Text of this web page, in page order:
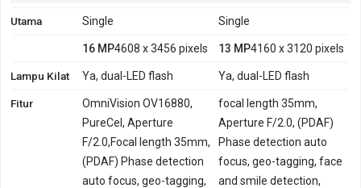
Utama Single Single
16 MP4608 x 3456 pixels 13 MP4160 x 3120 pixels
Lampu Kilat Ya, dual-LED flash Ya, dual-LED flash
Fitur
OmniVision OV16880,
PureCel, Aperture
F/2.0,Focal length 35mm,
(PDAF) Phase detection
auto focus, geo-tagging,
focal length 35mm,
Aperture F/2.0, (PDAF)
Phase detection auto
focus, geo-tagging, face
and smile detection,